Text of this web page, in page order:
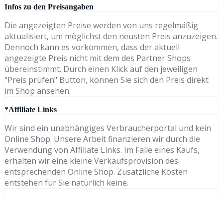
Infos zu den Preisangaben
Die angezeigten Preise werden von uns regelmäßig
aktualisiert, um möglichst den neusten Preis anzuzeigen.
Dennoch kann es vorkommen, dass der aktuell
angezeigte Preis nicht mit dem des Partner Shops
übereinstimmt. Durch einen Klick auf den jeweiligen
"Preis prüfen" Button, können Sie sich den Preis direkt
im Shop ansehen.
*Affiliate Links
Wir sind ein unabhängiges Verbraucherportal und kein
Online Shop. Unsere Arbeit finanzieren wir durch die
Verwendung von Affiliate Links. Im Falle eines Kaufs,
erhalten wir eine kleine Verkaufsprovision des
entsprechenden Online Shop. Zusätzliche Kosten
entstehen für Sie natürlich keine.